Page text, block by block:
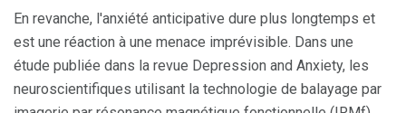
En revanche, l'anxiété anticipative dure plus longtemps et
est une réaction à une menace imprévisible. Dans une
étude publiée dans la revue Depression and Anxiety, les
neuroscientifiques utilisant la technologie de balayage par